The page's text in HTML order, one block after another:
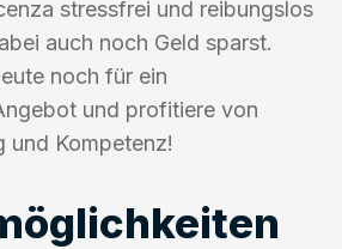
stressfrei und reibungslos
auch noch Geld sparst.
noch für ein
und profitiere von
und Kompetenz!